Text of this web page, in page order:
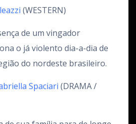
(WESTERN)
de um vingador
o já violento dia-a-dia de
do nordeste brasileiro.
Spaciari (DRAMA /